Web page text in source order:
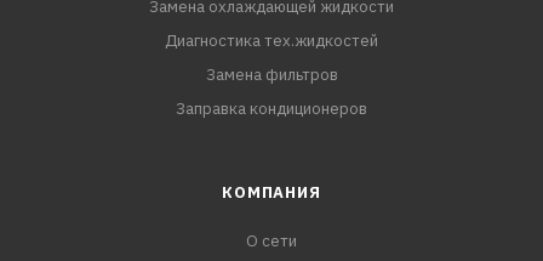
Замена охлаждающей жидкости
Диагностика тех.жидкостей
Замена фильтров
Заправка кондиционеров
КОМПАНИЯ
О сети